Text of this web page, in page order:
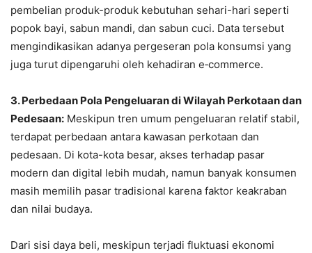
pembelian produk-produk kebutuhan sehari-hari seperti
popok bayi, sabun mandi, dan sabun cuci. Data tersebut
mengindikasikan adanya pergeseran pola konsumsi yang
juga turut dipengaruhi oleh kehadiran e‑commerce.
3. Perbedaan Pola Pengeluaran di Wilayah Perkotaan dan
Pedesaan: Meskipun tren umum pengeluaran relatif stabil,
terdapat perbedaan antara kawasan perkotaan dan
pedesaan. Di kota-kota besar, akses terhadap pasar
modern dan digital lebih mudah, namun banyak konsumen
masih memilih pasar tradisional karena faktor keakraban
dan nilai budaya.
Dari sisi daya beli, meskipun terjadi fluktuasi ekonomi